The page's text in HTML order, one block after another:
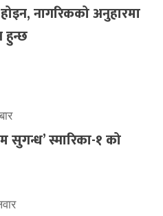
नागरिकको अनुहारमा
हुन्छ
सुगन्ध’ स्मारिका-१ को